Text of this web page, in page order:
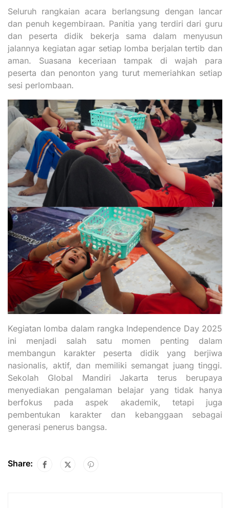
Seluruh rangkaian acara berlangsung dengan lancar
dan penuh kegembiraan. Panitia yang terdiri dari guru
dan peserta didik bekerja sama dalam menyusun
jalannya kegiatan agar setiap lomba berjalan tertib dan
aman. Suasana keceriaan tampak di wajah para
peserta dan penonton yang turut memeriahkan setiap
sesi perlombaan.
Kegiatan lomba dalam rangka Independence Day 2025
ini menjadi salah satu momen penting dalam
membangun karakter peserta didik yang berjiwa
nasionalis, aktif, dan memiliki semangat juang tinggi.
Sekolah Global Mandiri Jakarta terus berupaya
menyediakan pengalaman belajar yang tidak hanya
berfokus pada aspek akademik, tetapi juga
pembentukan karakter dan kebanggaan sebagai
generasi penerus bangsa.
Share: